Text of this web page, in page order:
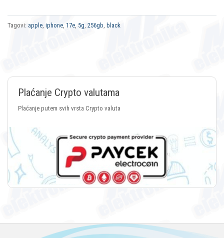
Tagovi: apple, iphone, 17e, 5g, 256gb, black
Plaćanje Crypto valutama
Plaćanje putem svih vrsta Crypto valuta